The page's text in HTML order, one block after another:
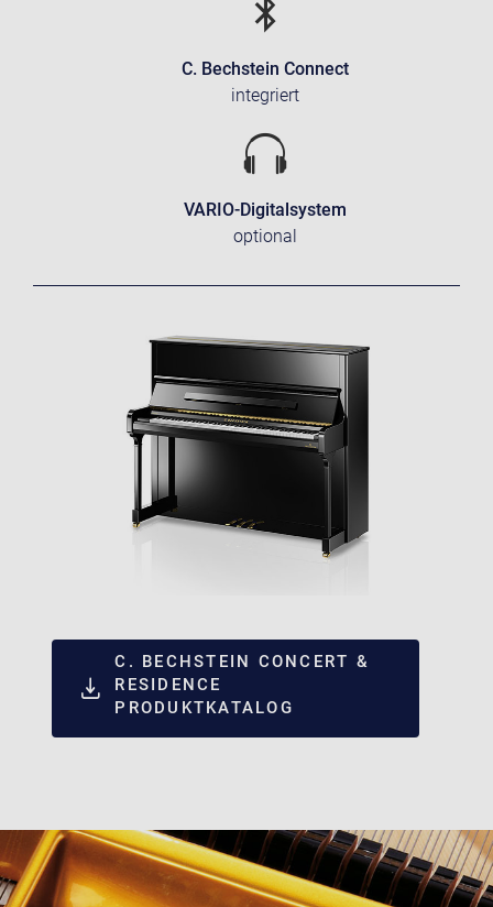
C. Bechstein Connect
integriert
VARIO-Digitalsystem
optional
C. BECHSTEIN CONCERT &
RESIDENCE
PRODUKTKATALOG